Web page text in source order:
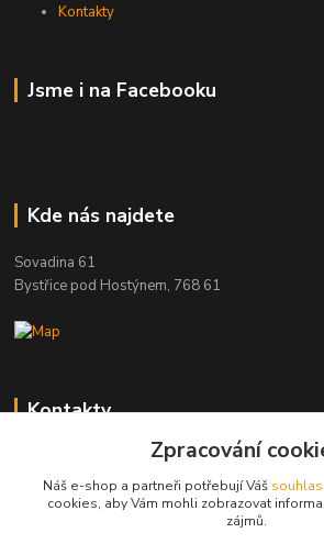
Kontakty
Jsme i na Facebooku
Kde nás najdete
Sovadina 61
Bystřice pod Hostýnem, 768 61
Kontakty
DŘEVOPRODUKT BEDNAŘÍK s.r.o.
+420 739 454 600
(Po-Pá, 7-15 hod.)
Zpracování
Náš e-shop a partneři potřebují Váš souhlas
cookies, aby Vám mohli zobrazovat
zájmů.